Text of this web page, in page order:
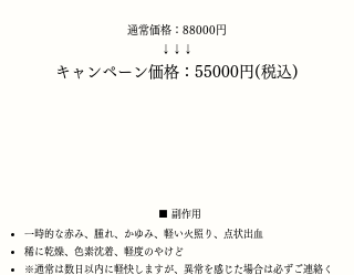
通常価格：88000円
↓↓↓
キャンペーン価格：55000円(税込)
■ 副作用
一時的な赤み、腫れ、かゆみ、軽い火照り、点状出血
稀に乾燥、色素沈着、軽度のやけど
※通常は数日以内に軽快しますが、異常を感じた場合は必ずご連絡く